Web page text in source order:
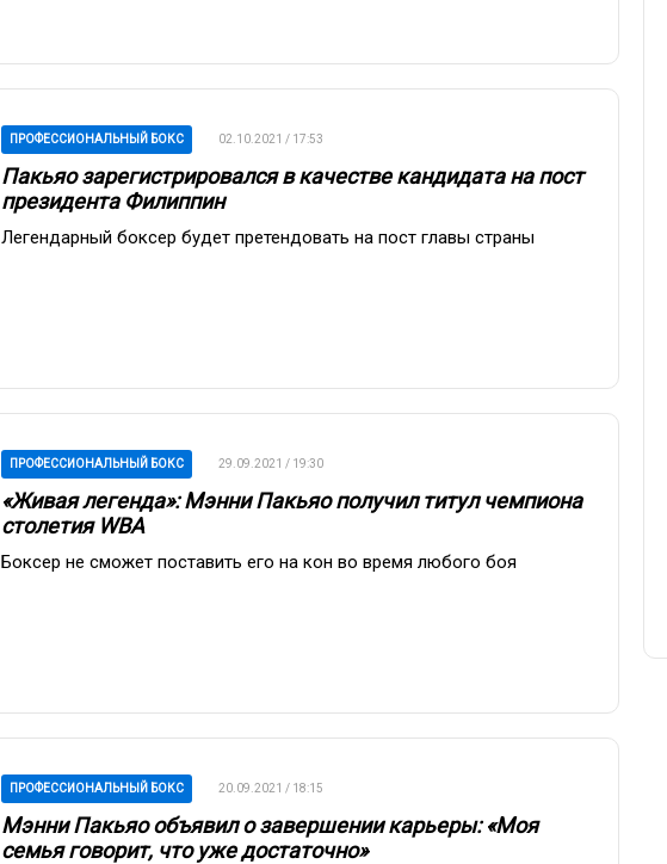
ПРОФЕССИОНАЛЬНЫЙ БОКС 02.10.2021 / 17:53
Пакьяо зарегистрировался в качестве кандидата на пост
президента Филиппин
Легендарный боксер будет претендовать на пост главы страны
ПРОФЕССИОНАЛЬНЫЙ БОКС 29.09.2021 / 19:30
«Живая легенда»: Мэнни Пакьяо получил титул чемпиона
столетия WBA
Боксер не сможет поставить его на кон во время любого боя
ПРОФЕССИОНАЛЬНЫЙ БОКС 20.09.2021 / 18:15
Мэнни Пакьяо объявил о завершении карьеры: «Моя
семья говорит, что уже достаточно»